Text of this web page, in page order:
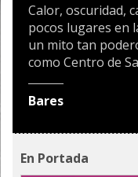
Calor, oscuridad,
pocos lugares en
un mito tan
como Centro de
Bares
En Portada